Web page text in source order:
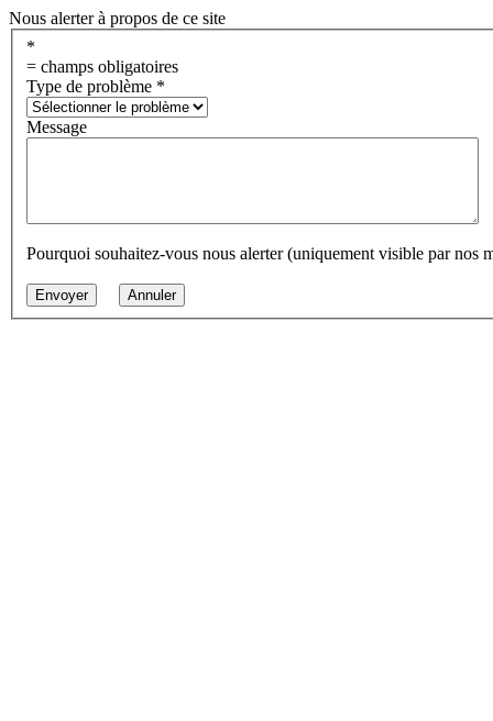
Nous alerter à propos de ce site
*
= champs obligatoires
Type de problème *
Message
Pourquoi souhaitez-vous nous alerter (uniquement visible par nos